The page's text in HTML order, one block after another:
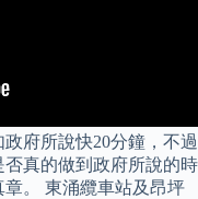
府所說快20分鐘，不過
真的做到政府所說的時
。 東涌纜車站及昂坪